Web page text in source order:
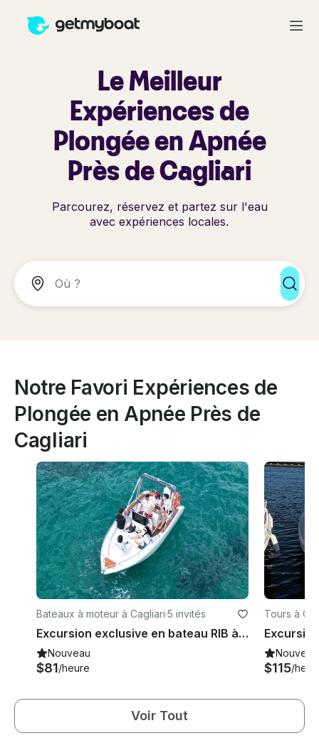
Le Meilleur
Expériences de
Plongée en Apnée
Près de Cagliari
Parcourez, réservez et partez sur l'eau
avec expériences locales.
Notre Favori Expériences de
Plongée en Apnée Près de
Cagliari
Bateaux à moteur à Cagliari·5 invités
Excursion exclusive en bateau RIB à Cagliari avec skipper : mer, détente
Nouveau
$81/heure
Tours à
Nouveau
$115/
Voir Tout